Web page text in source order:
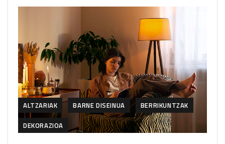
ALTZARIAK BARNE DISEINUA
BERRIKUNTZAK
DEKORAZIOA